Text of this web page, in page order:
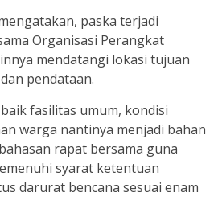
paska terjadi
Organisasi Perangkat
mendatangi lokasi tujuan
pendataan.
fasilitas umum, kondisi
warga nantinya menjadi bahan
rapat bersama guna
syarat ketentuan
darurat bencana sesuai enam